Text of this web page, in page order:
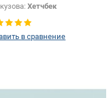
Хетчбек
стекла:Боковое стекло
в сравнение